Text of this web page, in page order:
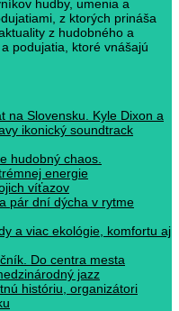
hudby, umenia a
z ktorých prináša
z hudobného a
podujatia, ktoré vnášajú
na Slovensku. Kyle Dixon a
ikonický soundtrack
hudobný chaos.
energie
víťazov
pár dní dýcha v rytme
a viac ekológie, komfortu aj
Do centra mesta
jazz
históriu, organizátori